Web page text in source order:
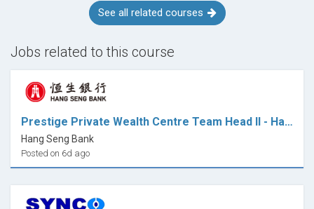
See all related courses
Jobs related to this course
Prestige Private Wealth Centre Team Head II - Hang Seng Bank (HK)
Hang Seng Bank
Posted on 6d ago